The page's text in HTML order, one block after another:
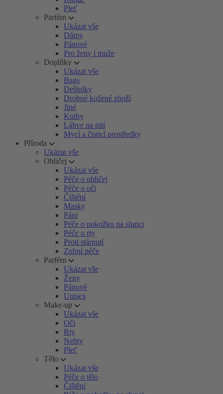
Pleť
Parfém
Ukázat vše
Dámy
Pánové
Pro ženy i muže
Doplňky
Ukázat vše
Bags
Deštníky
Drobné kožené zboží
Jiné
Knihy
Láhve na pití
Mycí a čisticí prostředky
Příroda
Ukázat vše
Obličej
Ukázat vše
Péče o obličej
Péče o oči
Čištění
Masky
Páni
Péče o pokožku na slunci
Péče o rty
Proti stárnutí
Zubní péče
Parfém
Ukázat vše
Ženy
Pánové
Unisex
Make-up
Ukázat vše
Oči
Rty
Nehty
Pleť
Tělo
Ukázat vše
Péče o tělo
Čištění